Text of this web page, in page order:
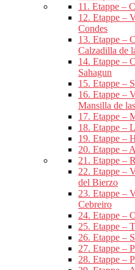
11. Etappe –
12. Etappe –
Condes
13. Etappe –
Calzadilla de
14. Etappe –
Sahagun
15. Etappe –
16. Etappe –
Mansilla de
17. Etappe –
18. Etappe –
19. Etappe –
20. Etappe –
21. Etappe –
22. Etappe –
del Bierzo
23. Etappe –
Cebreiro
24. Etappe –
25. Etappe –
26. Etappe –
27. Etappe –
28. Etappe –